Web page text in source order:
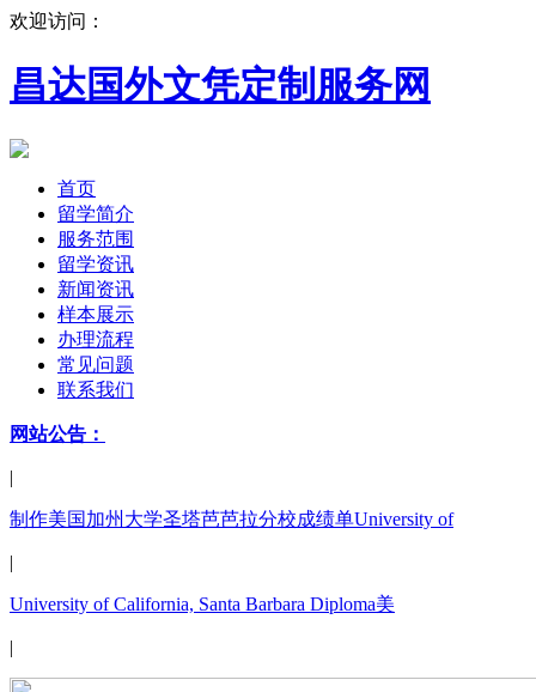
欢迎访问：
昌达国外文凭定制服务网
首页
留学简介
服务范围
留学资讯
新闻资讯
样本展示
办理流程
常见问题
联系我们
网站公告：
|
制作美国加州大学圣塔芭芭拉分校成绩单University of
|
University of California, Santa Barbara Diploma美
|